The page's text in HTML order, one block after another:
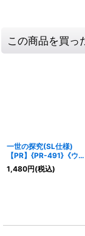
この商品を買っ
一世の探究(SL仕様)
【PR】{PR-491}《ウィ
ッチ》
1,480円(税込)